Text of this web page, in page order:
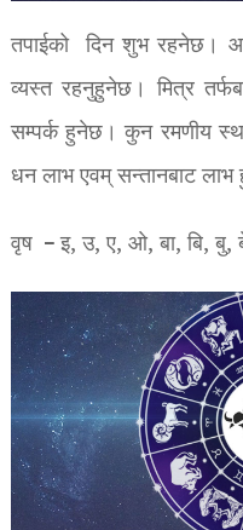
तपाईको दिन शुभ रहनेछ।
व्यस्त रहनुहुनेछ। मित्र
सम्पर्क हुनेछ। कुन रमणीय
धन लाभ एवम् सन्तानबाट
वृष – इ, उ, ए, ओ, बा, बि, बु,